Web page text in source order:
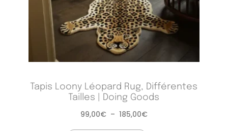
Tapis Loony Léopard Rug, Différentes
Tailles | Doing Goods
99,00€ – 185,00€